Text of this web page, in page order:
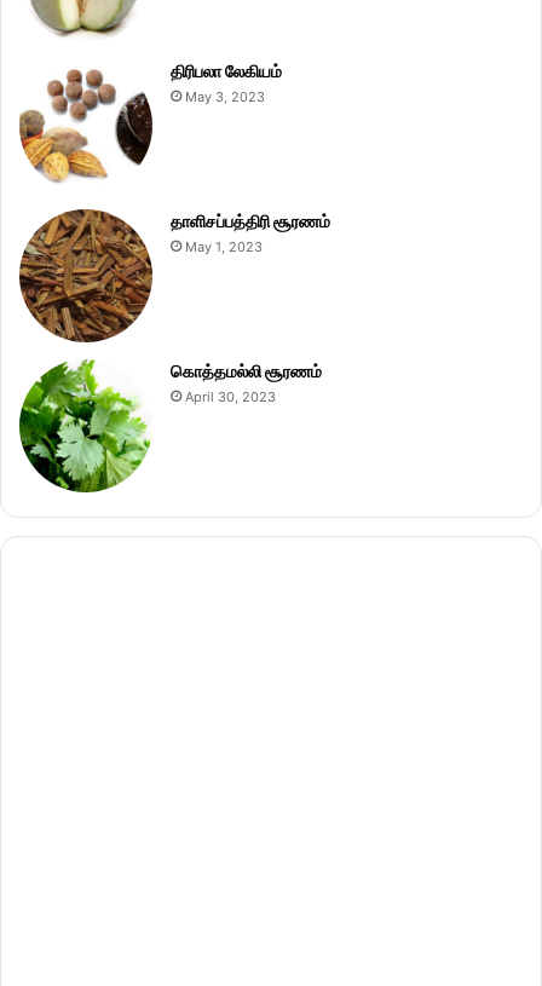
திரிபலா லேகியம்
May 3, 2023
தாளிசப்பத்திரி சூரணம்
May 1, 2023
கொத்தமல்லி சூரணம்
April 30, 2023